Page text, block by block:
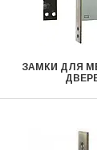
ЗАМКИ ДЛЯ